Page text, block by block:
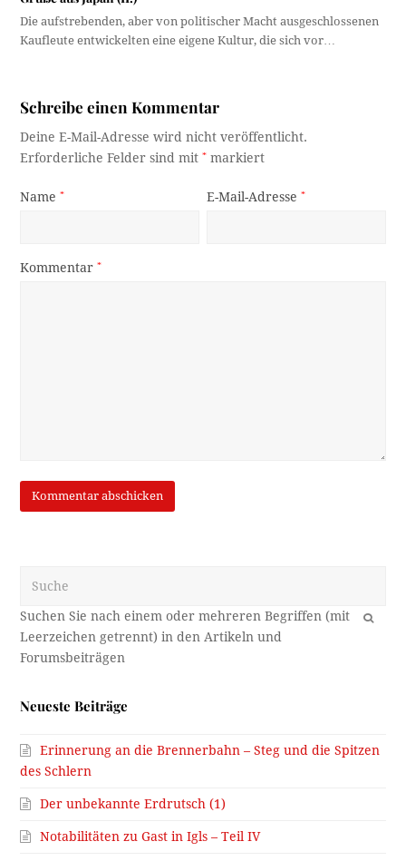
Die aufstrebenden, aber von politischer Macht ausgeschlossenen
Kaufleute entwickelten eine eigene Kultur, die sich vor…
Schreibe einen Kommentar
Deine E-Mail-Adresse wird nicht veröffentlicht.
Erforderliche Felder sind mit* markiert
Name* E-Mail-Adresse*
Kommentar*
OK
Neueste Beiträge
Erinnerung an die Brennerbahn – Steg und die Spitzen
des Schlern
Der unbekannte Erdrutsch (1)
Notabilitäten zu Gast in Igls – Teil IV